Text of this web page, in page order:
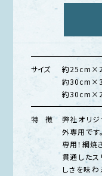
サイズ
約
約
約
特 徴
弊社オリ
外専用です
専用！網焼
貫通したス
しさを味わ